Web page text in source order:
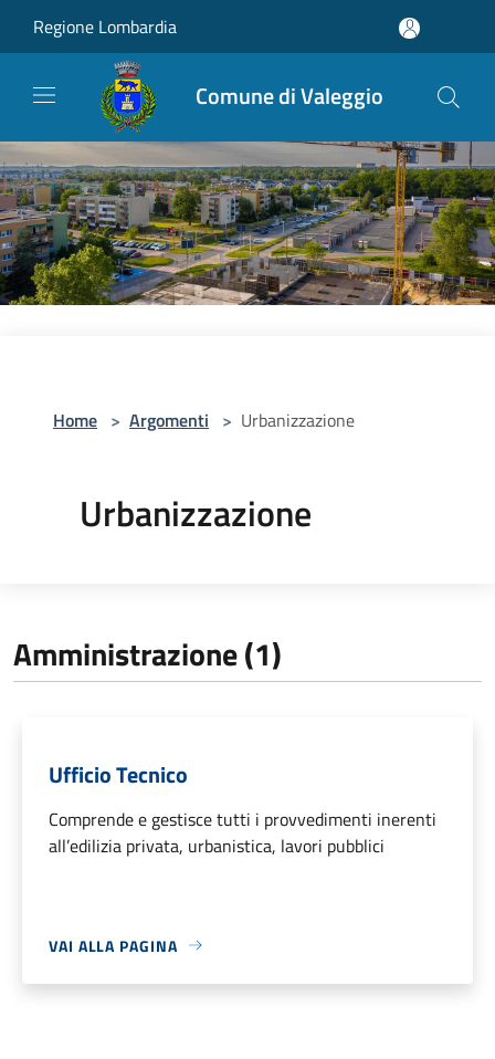
Regione Lombardia
Comune di Valeggio
Home > Argomenti > Urbanizzazione
Urbanizzazione
Amministrazione (1)
Ufficio Tecnico
Comprende e gestisce tutti i provvedimenti inerenti
all’edilizia privata, urbanistica, lavori pubblici
VAI ALLA PAGINA